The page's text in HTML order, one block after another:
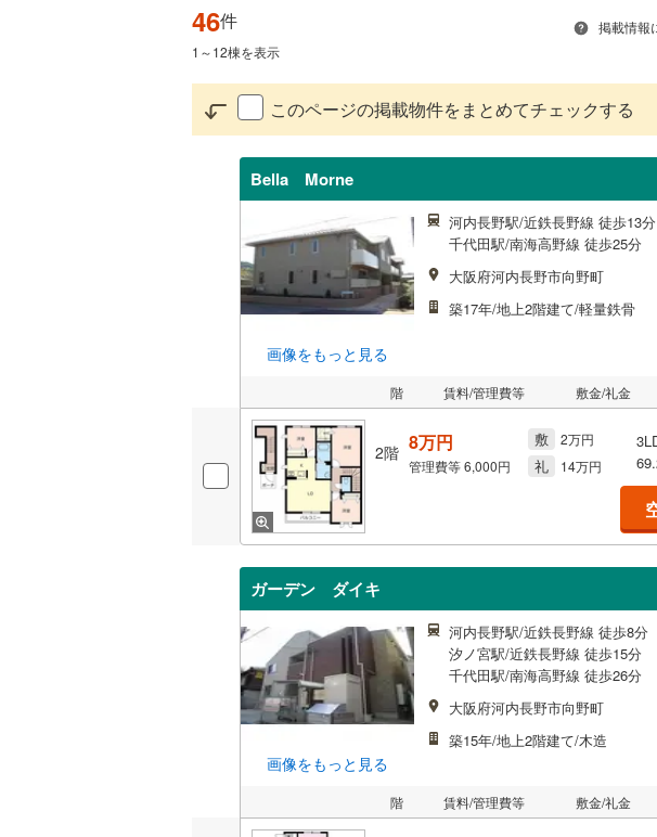
46件
1 ～12棟を表示
掲載情報
このページの掲載物件をまとめてチェックする
Bella Morne
画像をもっと見る
河内長野駅/近鉄長野線 徒歩13分
千代田駅/南海高野線 徒歩25分
大阪府河内長野市向野町
築17年/地上2階建て/軽量鉄骨
階 賃料/管理費等 敷金/礼金
2階 8万円
管理費等6,000円
敷 2万円
礼 14万円
ガーデン ダイキ
画像をもっと見る
河内長野駅/近鉄長野線 徒歩8分
汐ノ宮駅/近鉄長野線 徒歩15分
千代田駅/南海高野線 徒歩26分
大阪府河内長野市向野町
築15年/地上2階建て/木造
階 賃料/管理費等 敷金/礼金